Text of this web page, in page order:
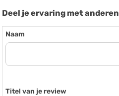
Deel je ervaring met anderen
Naam
Titel van je review